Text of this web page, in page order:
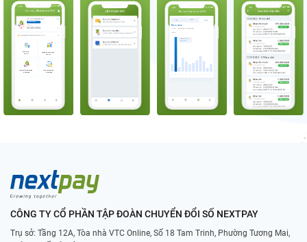
CÔNG TY CỔ PHẦN TẬP ĐOÀN CHUYỂN ĐỔI SỐ NEXTPAY
Trụ sở: Tầng 12A, Tòa nhà VTC Online, Số 18 Tam Trinh, Phường Tương Mai,